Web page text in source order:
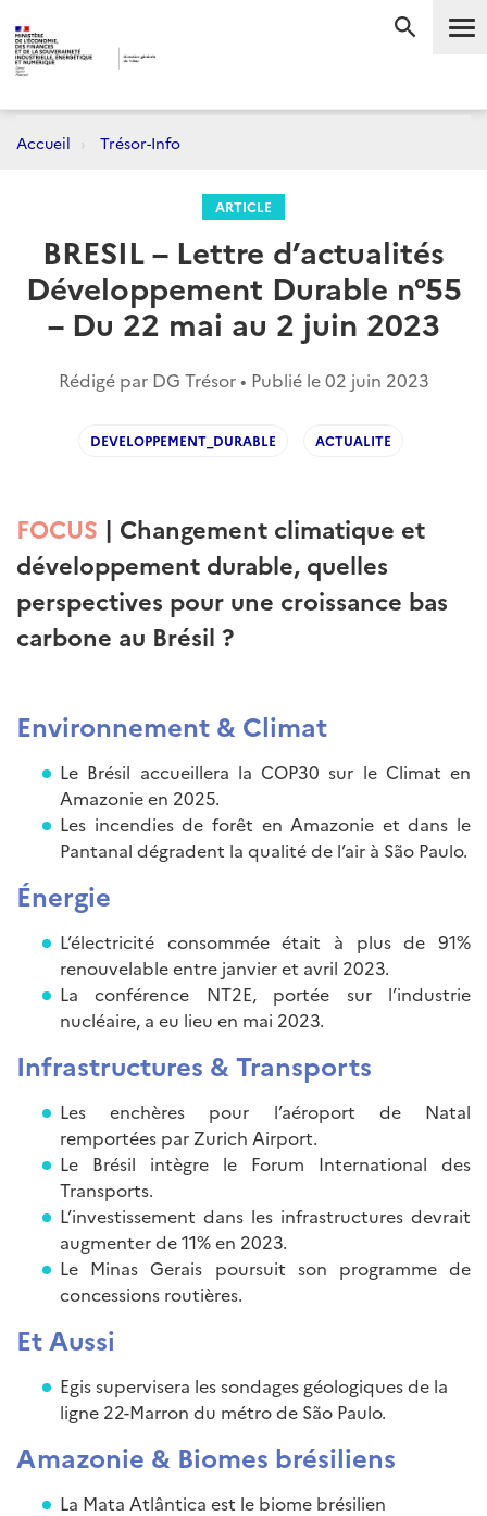
Accueil Trésor-Info
ARTICLE
BRESIL – Lettre d’actualités
Développement Durable n°55
– Du 22 mai au 2 juin 2023
Rédigé par DG Trésor • Publié le02 juin 2023
DEVELOPPEMENT_DURABLE ACTUALITE
FOCUS | Changement climatique et
développement durable, quelles
perspectives pour une croissance bas
carbone au Brésil ?
Environnement & Climat
Le Brésil accueillera la COP30 sur le Climat en
Amazonie en 2025.
Les incendies de forêt en Amazonie et dans le
Pantanal dégradent la qualité de l’air à São Paulo.
Énergie
L’électricité consommée était à plus de 91%
renouvelable entre janvier et avril 2023.
La conférence NT2E, portée sur l’industrie
nucléaire, a eu lieu en mai 2023.
Infrastructures & Transports
Les enchères pour l’aéroport de Natal
remportées par Zurich Airport.
Le Brésil intègre le Forum International des
Transports.
L’investissement dans les infrastructures devrait
augmenter de 11% en 2023.
Le Minas Gerais poursuit son programme de
concessions routières.
Et Aussi
Egis supervisera les sondages géologiques de la
ligne 22-Marron du métro de São Paulo.
Amazonie & Biomes brésiliens
La Mata Atlântica est le biome brésilien